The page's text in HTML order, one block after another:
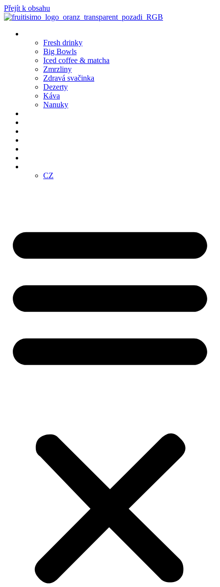
Přejít k obsahu
Fresh drinky
Big Bowls
Iced coffee & matcha
Zmrzliny
Zdravá svačinka
Dezerty
Káva
Nanuky
CZ